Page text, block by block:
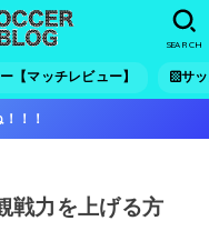
【マッチレビュー】 サ
SEARCH
！！
戦力を上げる方